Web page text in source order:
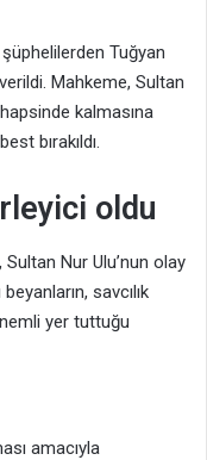
Tuğyan
Mahkeme, Sultan
kalmasına
bırakıldı.
oldu
Nur Ulu’nun olay
savcılık
yer tuttuğu
amacıyla